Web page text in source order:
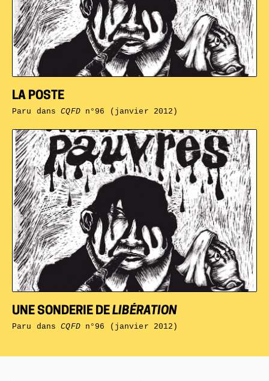
UNE SONDERIE DE LIBÉRATION
Paru dansCQFDn°96 (janvier 2012)
LA POSTE
Paru dansCQFDn°96 (janvier 2012)